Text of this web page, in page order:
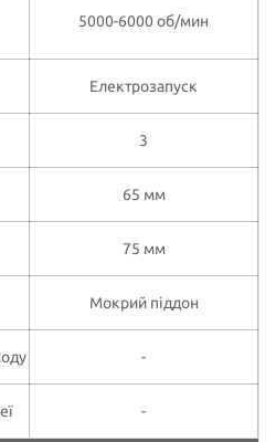
5000-6000 об/мин
Електрозапуск
3
65 мм
75 мм
Мокрий піддон
-
-